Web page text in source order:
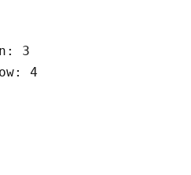
3